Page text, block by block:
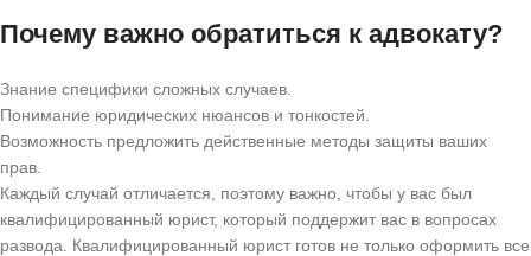
Почему важно обратиться к адвокату?
Знание специфики сложных случаев.
Понимание юридических нюансов и тонкостей.
Возможность предложить действенные методы защиты ваших
прав.
Каждый случай отличается, поэтому важно, чтобы у вас был
квалифицированный юрист, который поддержит вас в вопросах
развода. Квалифицированный юрист готов не только оформить все